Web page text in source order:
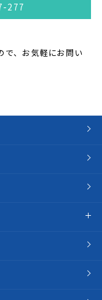
277
、お気軽にお問い